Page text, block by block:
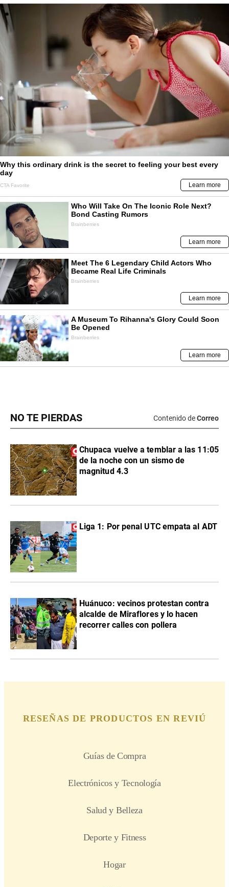
NO TE PIERDAS Contenido deCorreo
Chupaca vuelve a temblar a las 11:05
de la noche con un sismo de
magnitud 4.3
Liga 1: Por penal UTC empata al ADT
Huánuco: vecinos protestan contra
alcalde de Miraflores y lo hacen
recorrer calles con pollera